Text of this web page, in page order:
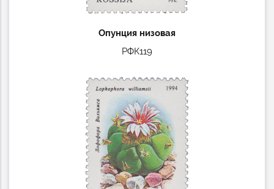
Опунция низовая
РФК119